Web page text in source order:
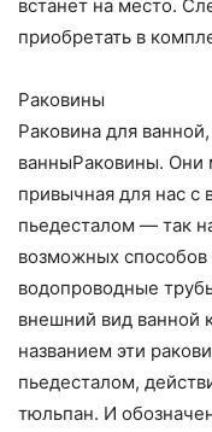
встанет на место.
приобретать в
Раковины
Раковина для
ванныРаковины. Они
привычная для нас с
пьедесталом — так
возможных способов
водопроводные
внешний вид ванной
названием эти
пьедесталом,
тюльпан. И